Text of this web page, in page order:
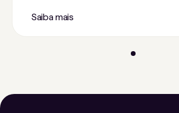
na configuração possa envolver
permitir acesso a longo prazo por
Saiba mais